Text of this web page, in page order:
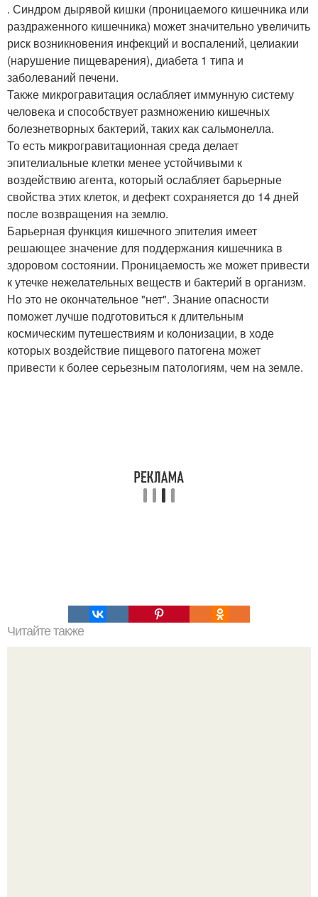
. Синдром дырявой кишки (проницаемого кишечника или
раздраженного кишечника) может значительно увеличить
риск возникновения инфекций и воспалений, целиакии
(нарушение пищеварения), диабета 1 типа и
заболеваний печени.
Также микрогравитация ослабляет иммунную систему
человека и способствует размножению кишечных
болезнетворных бактерий, таких как сальмонелла.
То есть микрогравитационная среда делает
эпителиальные клетки менее устойчивыми к
воздействию агента, который ослабляет барьерные
свойства этих клеток, и дефект сохраняется до 14 дней
после возвращения на землю.
Барьерная функция кишечного эпителия имеет
решающее значение для поддержания кишечника в
здоровом состоянии. Проницаемость же может привести
к утечке нежелательных веществ и бактерий в организм.
Но это не окончательное "нет". Знание опасности
поможет лучше подготовиться к длительным
космическим путешествиям и колонизации, в ходе
которых воздействие пищевого патогена может
привести к более серьезным патологиям, чем на земле.
Читайте также